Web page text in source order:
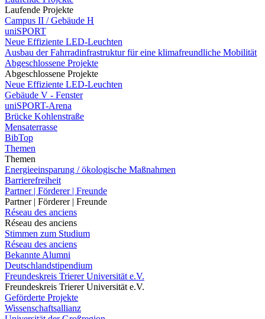
Laufende Projekte
Campus II / Gebäude H
uniSPORT
Neue Effiziente LED-Leuchten
Ausbau der Fahrradinfrastruktur für eine klimafreundliche Mobilität
Abgeschlossene Projekte
Abgeschlossene Projekte
Neue Effiziente LED-Leuchten
Gebäude V - Fenster
uniSPORT-Arena
Brücke Kohlenstraße
Mensaterrasse
BibTop
Themen
Themen
Energieeinsparung / ökologische Maßnahmen
Barrierefreiheit
Partner | Förderer | Freunde
Partner | Förderer | Freunde
Réseau des anciens
Réseau des anciens
Stimmen zum Studium
Réseau des anciens
Bekannte Alumni
Deutschlandstipendium
Freundeskreis Trierer Universität e.V.
Freundeskreis Trierer Universität e.V.
Geförderte Projekte
Wissenschaftsallianz